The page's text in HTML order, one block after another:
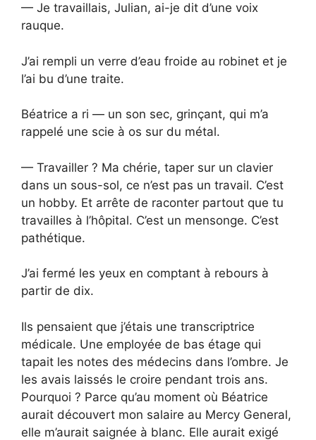
— Je travaillais, Julian, ai-je dit d’une voix
rauque.
J’ai rempli un verre d’eau froide au robinet et je
l’ai bu d’une traite.
Béatrice a ri — un son sec, grinçant, qui m’a
rappelé une scie à os sur du métal.
— Travailler ? Ma chérie, taper sur un clavier
dans un sous-sol, ce n’est pas un travail. C’est
un hobby. Et arrête de raconter partout que tu
travailles à l’hôpital. C’est un mensonge. C’est
pathétique.
J’ai fermé les yeux en comptant à rebours à
partir de dix.
Ils pensaient que j’étais une transcriptrice
médicale. Une employée de bas étage qui
tapait les notes des médecins dans l’ombre. Je
les avais laissés le croire pendant trois ans.
Pourquoi ? Parce qu’au moment où Béatrice
aurait découvert mon salaire au Mercy General,
elle m’aurait saignée à blanc. Elle aurait exigé